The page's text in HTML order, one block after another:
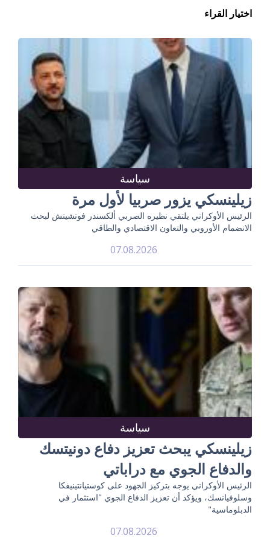
اختيار القراء
سياسة
زيلينسكي يزور صربيا لأول مرة
الرئيس الأوكراني يلتقي نظيره الصربي ألكسندر فوتشيتش لبحث
الانضمام الأوروبي والتعاون الاقتصادي والطاقي
07.08.2026
سياسة
زيلينسكي يبحث تعزيز دفاع دونيتسك
والدفاع الجوي مع دراباتي
الرئيس الأوكراني يوجه بتركيز الجهود على كوستيانتينيفكا
وسلوفيانسك، ويؤكد أن تعزيز الدفاع الجوي "استثمار في
الدبلوماسية"
07.08.2026